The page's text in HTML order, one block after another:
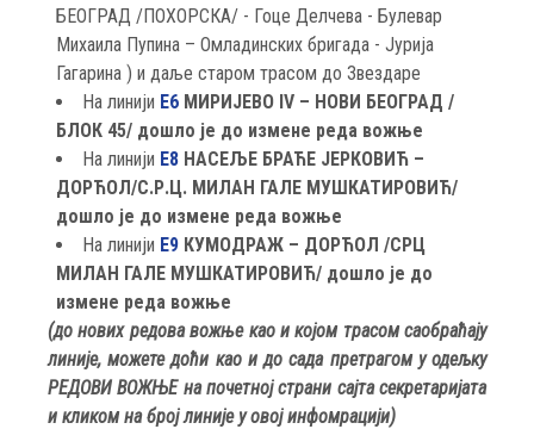
БЕОГРАД /ПОХОРСКА/ - Гоце Делчева - Булевар
Михаила Пупина – Омладинских бригада - Јурија
Гагарина ) и даље старом трасом до Звездаре
На линији Е6 МИРИЈЕВО IV – НОВИ БЕОГРАД /
БЛОК 45/ дошло је до измене реда вожње
На линији Е8 НАСЕЉЕ БРАЋЕ ЈЕРКОВИЋ –
ДОРЋОЛ/С.Р.Ц. МИЛАН ГАЛЕ МУШКАТИРОВИЋ/
дошло је до измене реда вожње
На линији Е9 КУМОДРАЖ – ДОРЋОЛ /СРЦ
МИЛАН ГАЛЕ МУШКАТИРОВИЋ/ дошло је до
измене реда вожње
(до нових редова вожње као и којом трасом саобраћају
линије, можете доћи као и до сада претрагом у одељку
РЕДОВИ ВОЖЊЕ на почетној страни сајта секретаријата
и кликом на број линије у овој инфомрацији)